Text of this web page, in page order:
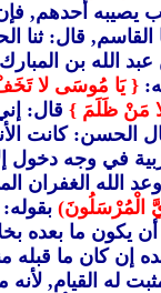
بذنب يصيبه
القاسم, قال: ثنا
عبد الله بن
{ يَا مُوسَى لا
مَنْ ظَلَمَ } قال:
الحسن: كانت
في وجه دخول
الله الغفران
الْمُرْسَلُونَ) بقوله:
أن يكون ما بعده
إن كان ما قبله
له القيام,